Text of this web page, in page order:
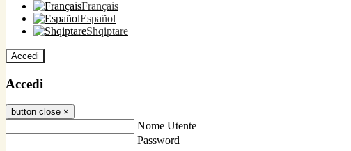
Français
Español
Shqiptare
Accedi
Accedi
button close ×
Nome Utente
Password